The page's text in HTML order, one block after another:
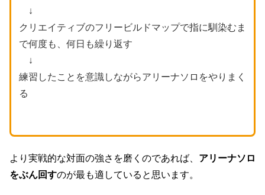
↓
クリエイティブのフリービルドマップで指に馴染むま
で何度も、何日も繰り返す
↓
練習したことを意識しながらアリーナソロをやりまく
る
より実戦的な対面の強さを磨くのであれば、 アリーナソロ
をぶん回すのが最も適していると思います。